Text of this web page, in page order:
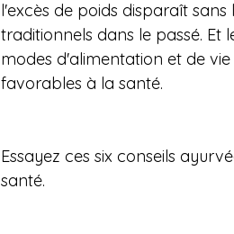
l'excès de poids disparaît
traditionnels dans le passé. Et
modes d'alimentation et de
favorables à la santé.
Essayez ces six conseils
santé.